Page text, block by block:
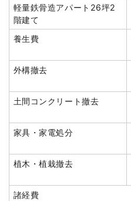
値引き
小計
合計金額
建物の種類/構造
坪数
建物解体費用
軽量鉄骨造アパート26坪2
階建て
養生費
外構撤去
土間コンクリート撤去
家具・家電処分
植木・植栽撤去
諸経費